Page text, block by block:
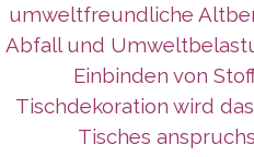
umweltfreundliche
Abfall und
Einbinden von
Tischdekoration wird
Tisches